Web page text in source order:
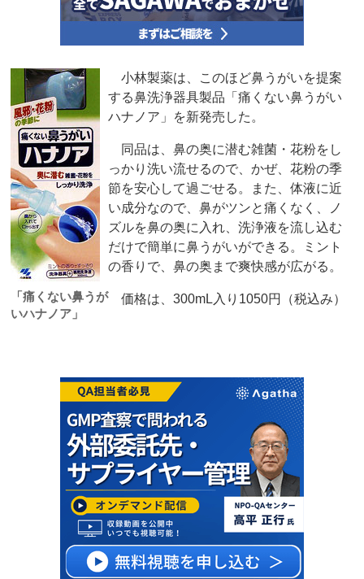
「痛くない鼻うが
いハナノア」
小林製薬は、このほど鼻うがいを提案
する鼻洗浄器具製品「痛くない鼻うがい
ハナノア」を新発売した。
同品は、鼻の奥に潜む雑菌・花粉をし
っかり洗い流せるので、かぜ、花粉の季
節を安心して過ごせる。また、体液に近
い成分なので、鼻がツンと痛くなく、ノ
ズルを鼻の奥に入れ、洗浄液を流し込む
だけで簡単に鼻うがいができる。ミント
の香りで、鼻の奥まで爽快感が広がる。
価格は、300mL入り1050円（税込み）